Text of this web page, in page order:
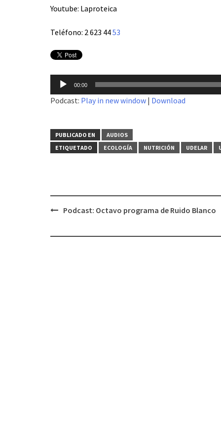
Youtube: Laproteica
Teléfono: 2 623 4453
Reproductor
de
audio
00:00
Podcast: Play in new window | Download
PUBLICADO EN
AUDIOS
ETIQUETADO
ECOLOGÍA NUTRICIÓN UDELAR
Podcast: Octavo programa de Ruido Blanco